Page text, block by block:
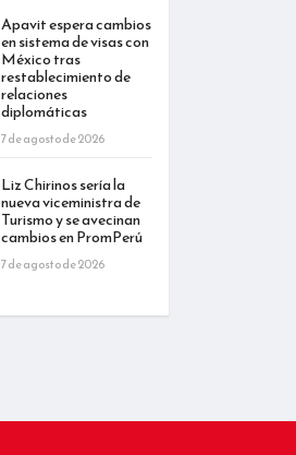
Apavit espera cambios
en sistema de visas con
México tras
restablecimiento de
relaciones
diplomáticas
7 de agosto de 2026
Liz Chirinos sería la
nueva viceministra de
Turismo y se avecinan
cambios en PromPerú
7 de agosto de 2026